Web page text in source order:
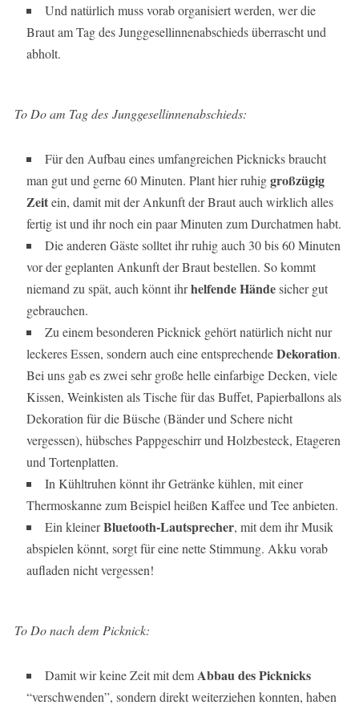
Und natürlich muss vorab organisiert werden, wer die
Braut am Tag des Junggesellinnenabschieds überrascht und
abholt.
To Do am Tag des Junggesellinnenabschieds:
Für den Aufbau eines umfangreichen Picknicks braucht
man gut und gerne 60 Minuten. Plant hier ruhiggroßzügig
Zeitein, damit mit der Ankunft der Braut auch wirklich alles
fertig ist und ihr noch ein paar Minuten zum Durchatmen habt.
Die anderen Gäste solltet ihr ruhig auch 30 bis 60 Minuten
vor der geplanten Ankunft der Braut bestellen. So kommt
niemand zu spät, auch könnt ihrhelfende Händesicher gut
gebrauchen.
Zu einem besonderen Picknick gehört natürlich nicht nur
leckeres Essen, sondern auch eine entsprechendeDekoration.
Bei uns gab es zwei sehr große helle einfarbige Decken, viele
Kissen, Weinkisten als Tische für das Buffet, Papierballons als
Dekoration für die Büsche (Bänder und Schere nicht
vergessen), hübsches Pappgeschirr und Holzbesteck, Etageren
und Tortenplatten.
In Kühltruhen könnt ihr Getränke kühlen, mit einer
Thermoskanne zum Beispiel heißen Kaffee und Tee anbieten.
Ein kleinerBluetooth-Lautsprecher, mit dem ihr Musik
abspielen könnt, sorgt für eine nette Stimmung. Akku vorab
aufladen nicht vergessen!
To Do nach dem Picknick:
Damit wir keine Zeit mit demAbbau des Picknicks
“verschwenden”, sondern direkt weiterziehen konnten, haben